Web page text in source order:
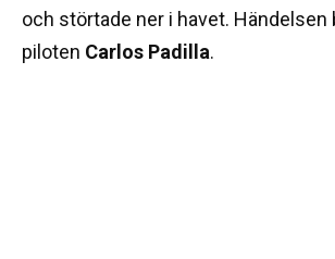
och störtade ner i havet. Händelsen
piloten Carlos Padilla.